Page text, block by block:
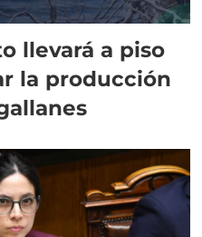
llevará a piso
la producción